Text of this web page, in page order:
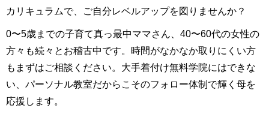
カリキュラムで、ご自分レベルアップを図りませんか？
0〜5歳までの子育て真っ最中ママさん、40〜60代の女性の
方々も続々とお稽古中です。時間がなかなか取りにくい方
もまずはご相談ください。大手着付け無料学院にはできな
い、パーソナル教室だからこそのフォロー体制で輝く母を
応援します。